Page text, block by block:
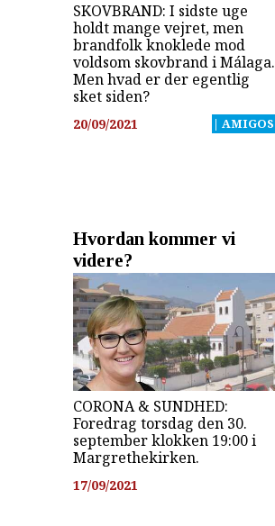
SKOVBRAND: I sidste uge
holdt mange vejret, men
brandfolk knoklede mod
voldsom skovbrand i Málaga.
Men hvad er der egentlig
sket siden?
20/09/2021 | AMIGOS
Hvordan kommer vi
videre?
CORONA & SUNDHED:
Foredrag torsdag den 30.
september klokken 19:00 i
Margrethekirken.
17/09/2021